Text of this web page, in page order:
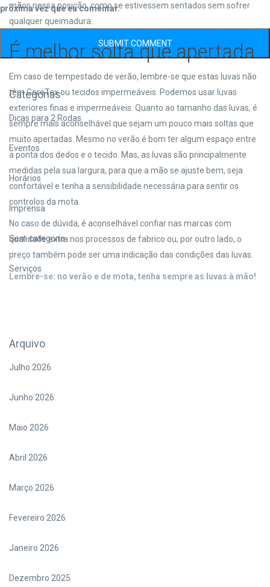
mãos nessa posição, como se estivessem sentados sem sofrer
qualquer queimadura.
É melhor solta que apertada
Em caso de tempestado de verão, lembre-se que estas luvas não
têm GoreTex ou tecidos impermeáveis. Podemos usar luvas
exteriores finas e impermeáveis. Quanto ao tamanho das luvas, é
sempre mais aconselhável que sejam um pouco mais soltas que
muito apertadas. Mesmo no verão é bom ter algum espaço entre
a ponta dos dedos e o tecido. Mas, as luvas são principalmente
medidas pela sua largura, para que a mão se ajuste bem, seja
confortável e tenha a sensibilidade necessária para sentir os
controlos da mota.
No caso de dúvida, é aconselhável confiar nas marcas com
qualidade extra nos processos de fabrico ou, por outro lado, o
preço também pode ser uma indicação das condições das luvas.
Lembre-se: no verão e de mota, tenha sempre as luvas à mão!
próxima vez que eu comentar.
Categorias
Dicas para 2 Rodas
Eventos
Horários
Imprensa
Sem categoria
Serviços
Arquivo
Julho 2026
Junho 2026
Maio 2026
Abril 2026
Março 2026
Fevereiro 2026
Janeiro 2026
Dezembro 2025